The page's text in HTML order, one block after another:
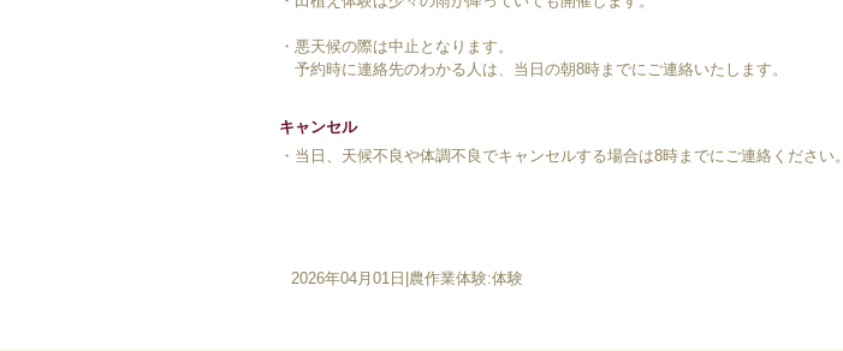
・悪天候の際は中止となります。
予約時に連絡先のわかる人は、当日の朝8時までにご連絡いたします。
キャンセル
・当日、天候不良や体調不良でキャンセルする場合は8時までにご連絡ください。
2026年04月01日 農作業体験:体験